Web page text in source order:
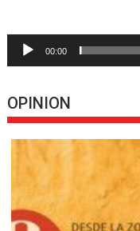
00:00
OPINION